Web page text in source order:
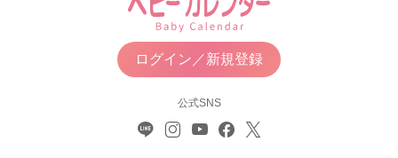
ログイン／新規登録
公式SNS